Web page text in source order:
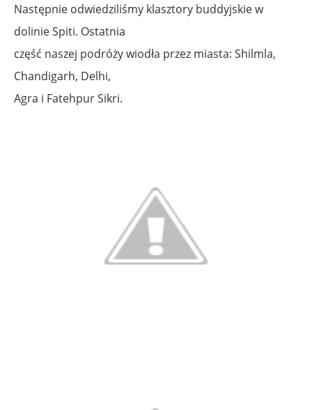
Następnie odwiedziliśmy klasztory buddyjskie w
dolinie Spiti. Ostatnia
część naszej podróży wiodła przez miasta: Shilmla,
Chandigarh, Delhi,
Agra i Fatehpur Sikri.